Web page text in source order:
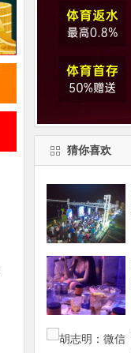
猜你喜欢